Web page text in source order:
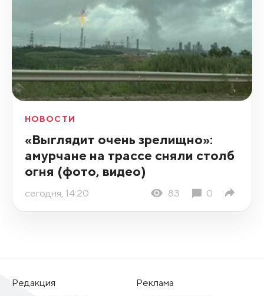
НОВОСТИ
«Выглядит очень зрелищно»:
амурчане на трассе сняли столб
огня (фото, видео)
сегодня, 14:20 83 0
Редакция
Реклама